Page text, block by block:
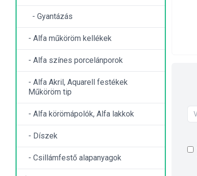
- Gyantázás
- Alfa műköröm kellékek
- Alfa színes porcelánporok
- Alfa Akril, Aquarell festékek
Műköröm tip
- Alfa körömápolók, Alfa lakkok
- Díszek
- Csillámfestő alapanyagok